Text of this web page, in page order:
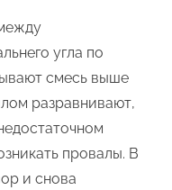
угла по
смесь выше
разравнивают,
провалы. В
и снова